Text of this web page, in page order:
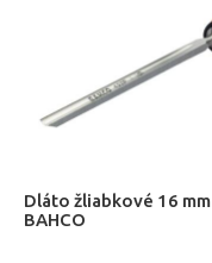
Dláto žliabkové 16 mm
BAHCO